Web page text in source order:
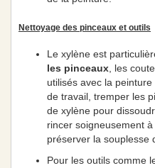
Nettoyage des pinceaux et outils
Le xylène est
les pinceaux , les
utilisés avec la
de travail, tremper les
de xylène pour
rincer soigneusement
préserver la souplesse
Pour les outils comme